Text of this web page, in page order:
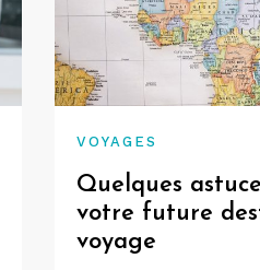
VOYAGES
Quelques
votre future
voyage